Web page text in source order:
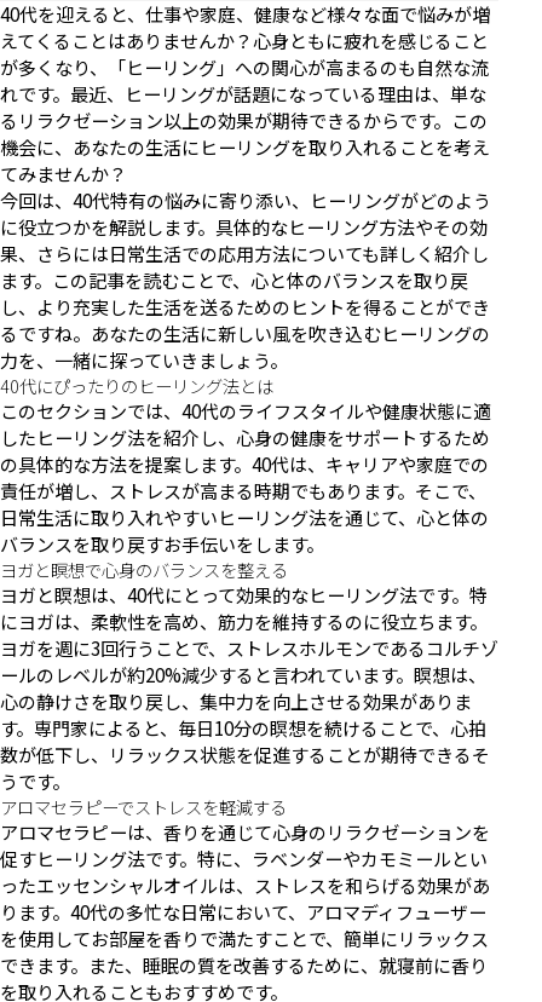
40代を迎えると、仕事や家庭、健康など様々な面で悩みが増
えてくることはありませんか？心身ともに疲れを感じること
が多くなり、「ヒーリング」への関心が高まるのも自然な流
れです。最近、ヒーリングが話題になっている理由は、単な
るリラクゼーション以上の効果が期待できるからです。この
機会に、あなたの生活にヒーリングを取り入れることを考え
てみませんか？
今回は、40代特有の悩みに寄り添い、ヒーリングがどのよう
に役立つかを解説します。具体的なヒーリング方法やその効
果、さらには日常生活での応用方法についても詳しく紹介し
ます。この記事を読むことで、心と体のバランスを取り戻
し、より充実した生活を送るためのヒントを得ることができ
るですね。あなたの生活に新しい風を吹き込むヒーリングの
力を、一緒に探っていきましょう。
40代にぴったりのヒーリング法とは
このセクションでは、40代のライフスタイルや健康状態に適
したヒーリング法を紹介し、心身の健康をサポートするため
の具体的な方法を提案します。40代は、キャリアや家庭での
責任が増し、ストレスが高まる時期でもあります。そこで、
日常生活に取り入れやすいヒーリング法を通じて、心と体の
バランスを取り戻すお手伝いをします。
ヨガと瞑想で心身のバランスを整える
ヨガと瞑想は、40代にとって効果的なヒーリング法です。特
にヨガは、柔軟性を高め、筋力を維持するのに役立ちます。
ヨガを週に3回行うことで、ストレスホルモンであるコルチゾ
ールのレベルが約20%減少すると言われています。瞑想は、
心の静けさを取り戻し、集中力を向上させる効果がありま
す。専門家によると、毎日10分の瞑想を続けることで、心拍
数が低下し、リラックス状態を促進することが期待できるそ
うです。
アロマセラピーでストレスを軽減する
アロマセラピーは、香りを通じて心身のリラクゼーションを
促すヒーリング法です。特に、ラベンダーやカモミールとい
ったエッセンシャルオイルは、ストレスを和らげる効果があ
ります。40代の多忙な日常において、アロマディフューザー
を使用してお部屋を香りで満たすことで、簡単にリラックス
できます。また、睡眠の質を改善するために、就寝前に香り
を取り入れることもおすすめです。